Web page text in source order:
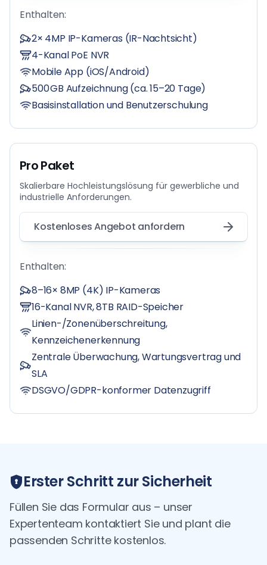
Enthalten:
2× 4MP IP-Kameras (IR-Nachtsicht)
4-Kanal PoE NVR
Mobile App (iOS/Android)
500 GB Aufzeichnung (ca. 15–20 Tage)
Basisinstallation und Benutzerschulung
Pro Paket
Skalierbare Hochleistungslösung für gewerbliche und
industrielle Anforderungen.
Kostenloses Angebot anfordern
Enthalten:
8–16× 8MP (4K) IP-Kameras
16-Kanal NVR, 8TB RAID-Speicher
Linien-/Zonenüberschreitung,
Kennzeichenerkennung
Zentrale Überwachung, Wartungsvertrag und
SLA
DSGVO/GDPR-konformer Datenzugriff
Erster Schritt zur Sicherheit
Füllen Sie das Formular aus – unser
Expertenteam kontaktiert Sie und plant die
passenden Schritte kostenlos.